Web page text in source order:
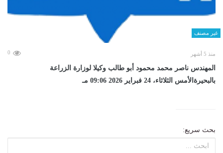
غير مصنف
منذ 5 أشهر 0
المهندس ناصر محمد محمود أبو طالب وكيلا لوزارة الزراعة
بالبحيرةالأمس الثلاثاء، 24 فبراير 2026 09:06 مـ
بحث سريع: